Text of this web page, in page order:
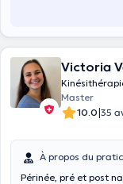
Victoria
Master
10.0|35
À propos du
Périnée, pré et post